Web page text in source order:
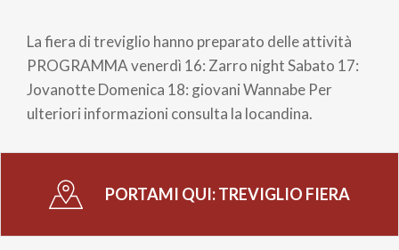
di
pane
La fiera di treviglio hanno preparato delle attività
PROGRAMMA venerdì 16: Zarro night Sabato 17:
Jovanotte Domenica 18: giovani Wannabe Per
ulteriori informazioni consulta la locandina.
PORTAMI QUI:TREVIGLIO FIERA